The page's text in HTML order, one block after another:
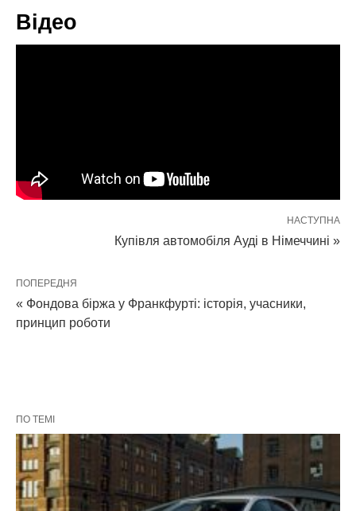
Відео
НАСТУПНА
Купівля автомобіля Ауді в Німеччині »
ПОПЕРЕДНЯ
« Фондова біржа у Франкфурті: історія, учасники,
принцип роботи
ПО ТЕМІ